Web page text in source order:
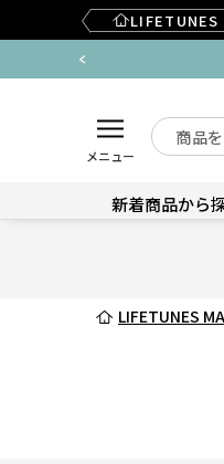
LIFETUNES
メニュー
新着商品から
LIFETUNES